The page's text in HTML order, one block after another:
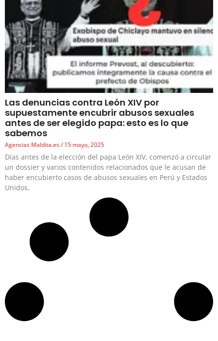
Las denuncias contra León XIV por
supuestamente encubrir abusos sexuales
antes de ser elegido papa: esto es lo que
sabemos
Agencias Maldita.es 15 mayo, 2025
Días antes de la elección del papa León XIV, comenzó a circular
un dossier y varios contenidos relacionados que le acusan de
haber encubierto casos de abusos sexuales en Perú y Estados
Unidos.